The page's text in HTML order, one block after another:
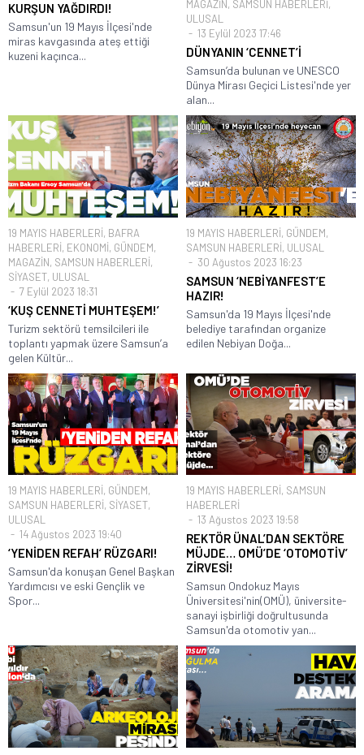
KURŞUN YAĞDIRDI!
Samsun'un 19 Mayıs İlçesi'nde
miras kavgasında ateş ettiği
kuzeni kaçınca...
MAGAZİN, SAMSUN HABERLERİ,
ULUSAL
13 Eylül 2023 17:46
DÜNYANIN ‘CENNET’İ
Samsun’da bulunan ve UNESCO
Dünya Mirası Geçici Listesi'nde yer
alan...
19 MAYIS HABERLERİ, BAFRA
HABERLERİ, EKONOMİ, GÜNDEM,
MAGAZİN, SAMSUN HABERLERİ,
SİYASET, ULUSAL
7 Eylül 2023 18:31
‘KUŞ CENNETİ MUHTEŞEM!’
Turizm sektörü temsilcileri ile
toplantı yapmak üzere Samsun’a
gelen Kültür...
19 MAYIS HABERLERİ, GÜNDEM,
SAMSUN HABERLERİ, ULUSAL
30 Ağustos 2023 16:23
SAMSUN ‘NEBİYANFEST’E
HAZIR!
Samsun'da 19 Mayıs İlçesi'nde
belediye tarafından organize
edilen Nebiyan Doğa...
19 MAYIS HABERLERİ, GÜNDEM,
SAMSUN HABERLERİ, SİYASET,
ULUSAL
14 Ağustos 2023 19:40
‘YENİDEN REFAH’ RÜZGARI!
Samsun'da konuşan Genel Başkan
Yardımcısı ve eski Gençlik ve
Spor...
19 MAYIS HABERLERİ, SAMSUN
HABERLERİ
13 Ağustos 2023 19:58
REKTÖR ÜNAL’DAN SEKTÖRE
MÜJDE… OMÜ’DE ‘OTOMOTİV’
ZİRVESİ!
Samsun Ondokuz Mayıs
Üniversitesi'nin(OMÜ), üniversite-
sanayi işbirliği doğrultusunda
Samsun'da otomotiv yan...